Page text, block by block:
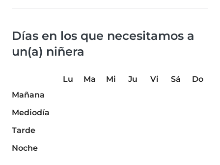
Días en los que necesitamos a
un(a) niñera
Lu Ma Mi Ju Vi Sá
Do
Mañana
Mediodía
Tarde
Noche